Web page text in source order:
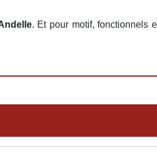
. Et pour motif, fonctionnels